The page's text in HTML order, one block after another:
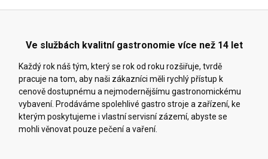
Ve službách kvalitní gastronomie více než 14 let
Každý rok náš tým, který se rok od roku rozšiřuje, tvrdě
pracuje na tom, aby naši zákazníci měli rychlý přístup k
cenově dostupnému a nejmodernějšímu gastronomickému
vybavení. Prodáváme spolehlivé gastro stroje a zařízení, ke
kterým poskytujeme i vlastní servisní zázemí, abyste se
mohli věnovat pouze pečení a vaření.